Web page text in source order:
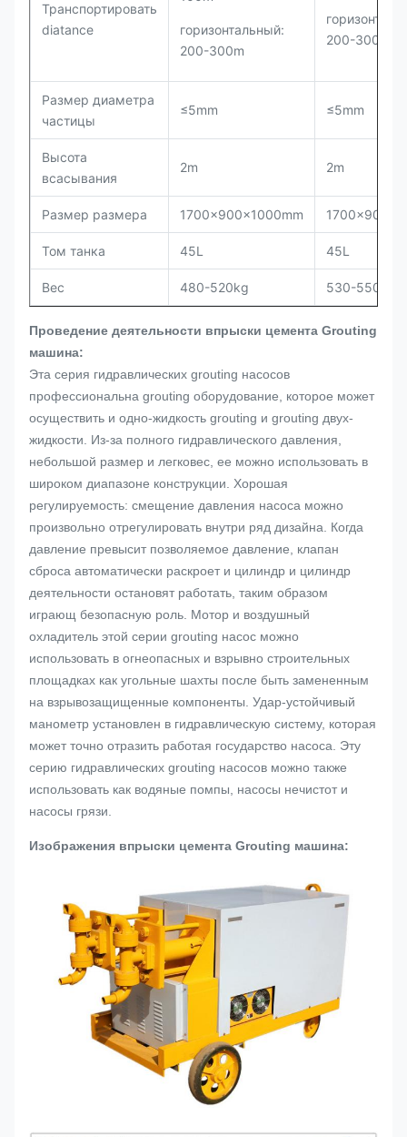
Транспортировать
diatance
горизонтальный:
200-300m
200-300m
Размер диаметра
частицы
≤5mm ≤5mm
Высота
всасывания
2m 2m
Размер размера 1700x900x1000mm
Том танка 45L 45L
Вес 480-520kg 530-550kg
Проведение деятельности впрыски цемента Grouting
машина:
Эта серия гидравлических grouting насосов
профессиональна grouting оборудование, которое может
осуществить и одно-жидкость grouting и grouting двух-
жидкости. Из-за полного гидравлического давления,
небольшой размер и легковес, ее можно использовать в
широком диапазоне конструкции. Хорошая
регулируемость: смещение давления насоса можно
произвольно отрегулировать внутри ряд дизайна. Когда
давление превысит позволяемое давление, клапан
сброса автоматически раскроет и цилиндр и цилиндр
деятельности остановят работать, таким образом
играющ безопасную роль. Мотор и воздушный
охладитель этой серии grouting насос можно
использовать в огнеопасных и взрывно строительных
площадках как угольные шахты после быть замененным
на взрывозащищенные компоненты. Удар-устойчивый
манометр установлен в гидравлическую систему, которая
может точно отразить работая государство насоса. Эту
серию гидравлических grouting насосов можно также
использовать как водяные помпы, насосы нечистот и
насосы грязи.
Изображения впрыски цемента Grouting машина: